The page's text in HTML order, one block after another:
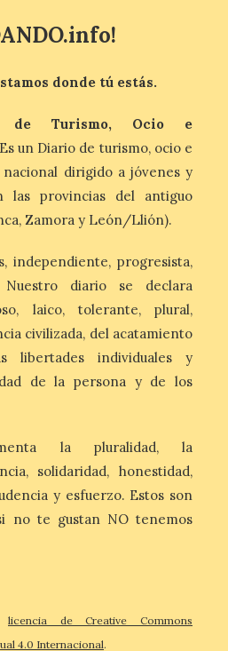
a qué
provincia más
(116€/noche),
una de las
solo un 4%
libres.
son las
libres para
un boom
y
lidera el impacto
con el
precios y
anticipadas y
torno al evento.
donde tú estás.
de Turismo, Ocio e
un Diario de turismo, ocio e
dirigido a jóvenes y
las provincias del antiguo
Zamora y León/Llión).
independiente, progresista,
diario se declara
laico, tolerante, plural,
civilizada, del acatamiento
individuales y
de la persona y de los
la pluralidad, la
solidaridad, honestidad,
y esfuerzo. Estos son
no te gustan NO tenemos
licencia de Creative Commons
4.0 Internacional.